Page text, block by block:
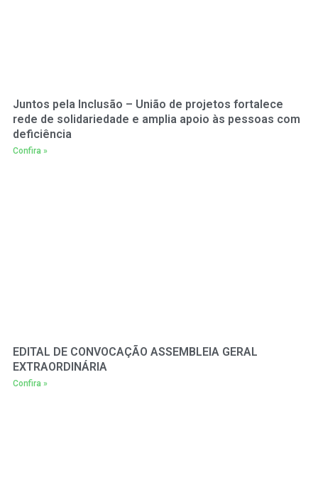
Juntos pela Inclusão – União de projetos fortalece
rede de solidariedade e amplia apoio às pessoas com
deficiência
Confira »
EDITAL DE CONVOCAÇÃO ASSEMBLEIA GERAL
EXTRAORDINÁRIA
Confira »